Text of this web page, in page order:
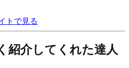
トで見る
紹介してくれた達人